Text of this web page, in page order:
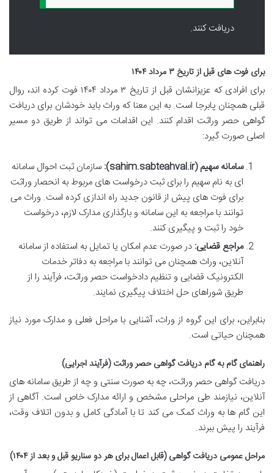
دریافت کنند.
برای فوت های قبل از تاریخ ۳ مرداد ۱۴۰۴
برای افرادی که عزیزانشان قبل از تاریخ ۳ مرداد ۱۴۰۴ فوت کرده اند، روال
قبلی همچنان پابرجا است. به این معنا که وراث باید خودشان برای دریافت
گواهی حصر وراثت اقدام کنند. این اقدامات می تواند از طریق دو مسیر
اصلی صورت گیرد:
سامانه سهیم (sahim.sabteahval.ir):
سازمان ثبت احوال سامانه
ای به نام سهیم را برای ثبت درخواست های مربوط به انحصار وراثت
برای فوت های پیش از قانون جدید راه اندازی کرده است. وراث می
توانند با مراجعه به این سامانه و بارگذاری مدارک لازم، درخواست
خود را ثبت و پیگیری کنند.
مراجع قضایی: در صورت عدم امکان یا تمایل به استفاده از سامانه
آنلاین، وراث همچنان می توانند با مراجعه به دفاتر خدمات
الکترونیک قضایی و تنظیم دادخواست حصر وراثت، فرآیند را از
طریق شوراهای حل اختلاف پیگیری نمایند.
بنابراین، برای این گروه از وراث، آشنایی با مراحل فعلی و مدارک مورد نیاز
همچنان حیاتی است.
راهنمای گام به گام دریافت گواهی حصر وراثت (فرآیند اجرایی)
دریافت گواهی حصر وراثت، چه به صورت سنتی و چه از طریق سامانه های
آنلاین، نیازمند طی مراحلی مشخص و ارائه مدارک خاص است. آگاهی از
این گام ها به وراث کمک می کند تا با آمادگی کامل و بدون اتلاف وقت،
فرآیند را پیش ببرند.
مراحل عمومی دریافت گواهی (قابل اعمال برای هر دو سناریو قبل و بعد از ۱۴۰۴)